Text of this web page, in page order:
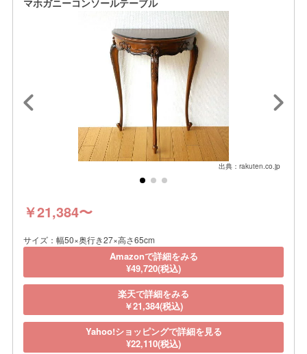
マホガニーコンソールテーブル
出典：rakuten.co.jp
￥21,384〜
サイズ：幅50×奥行き27×高さ65cm
Amazonで詳細をみる
¥49,720(税込)
楽天で詳細をみる
￥21,384(税込)
Yahoo!ショッピングで詳細を見る
¥22,110(税込)